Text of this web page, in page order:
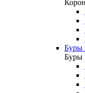
Буры
Буры